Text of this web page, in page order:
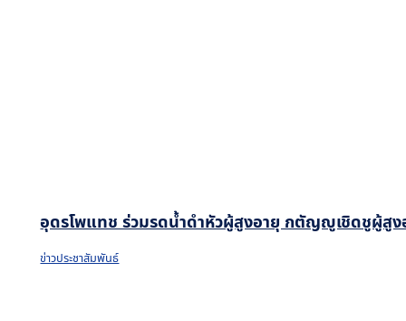
อุดรโพแทช ร่วมรดน้ำดำหัวผู้สูงอายุ กตัญญูเชิดชูผู้สูง
ข่าวประชาสัมพันธ์